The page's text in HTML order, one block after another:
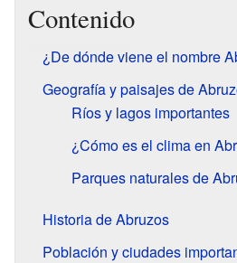
Contenido
¿De dónde viene el nombre
Geografía y paisajes de
Ríos y lagos importantes
¿Cómo es el clima en
Parques naturales de
Historia de Abruzos
Población y ciudades